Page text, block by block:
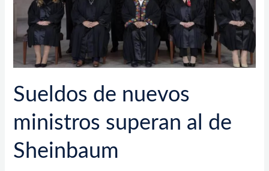
Sueldos de nuevos
ministros superan al de
Sheinbaum
Sheinbaum